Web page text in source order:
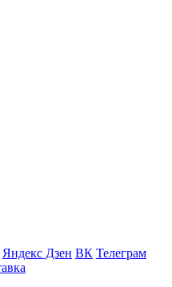
Яндекс Дзен ВК Телеграм